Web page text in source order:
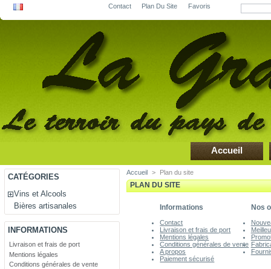
Contact Plan Du Site Favoris
Accueil
CATÉGORIES
Vins et Alcools
Bières artisanales
INFORMATIONS
Livraison et frais de port
Mentions légales
Conditions générales de vente
Accueil > Plan du site
PLAN DU SITE
Informations
Contact
Livraison et frais de port
Mentions légales
Conditions générales de vente
A propos
Paiement sécurisé
Nos